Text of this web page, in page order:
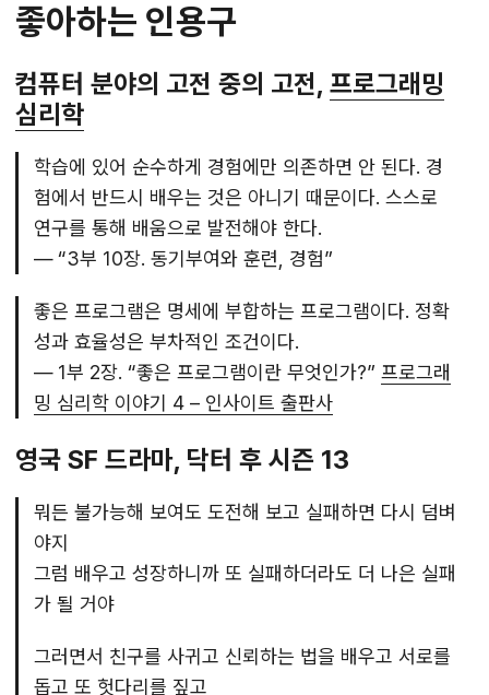
좋아하는 인용구
컴퓨터 분야의 고전 중의 고전, 프로그래밍
심리학
학습에 있어 순수하게 경험에만 의존하면 안 된다. 경
험에서 반드시 배우는 것은 아니기 때문이다. 스스로
연구를 통해 배움으로 발전해야 한다.
—“3부 10장. 동기부여와 훈련, 경험”
좋은 프로그램은 명세에 부합하는 프로그램이다. 정확
성과 효율성은 부차적인 조건이다.
— 1부 2장. “좋은 프로그램이란 무엇인가?” 프로그래
밍 심리학 이야기 4 – 인사이트 출판사
영국 SF 드라마, 닥터 후 시즌 13
뭐든 불가능해 보여도 도전해 보고 실패하면 다시 덤벼
야지
그럼 배우고 성장하니까 또 실패하더라도 더 나은 실패
가 될 거야
그러면서 친구를 사귀고 신뢰하는 법을 배우고 서로를
돕고 또 헛다리를 짚고